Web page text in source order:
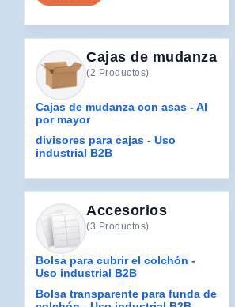
Cajas de mudanza
(2 Productos)
Cajas de mudanza con asas - Al
por mayor
divisores para cajas - Uso
industrial B2B
Accesorios
(3 Productos)
Bolsa para cubrir el colchón -
Uso industrial B2B
Bolsa transparente para funda de